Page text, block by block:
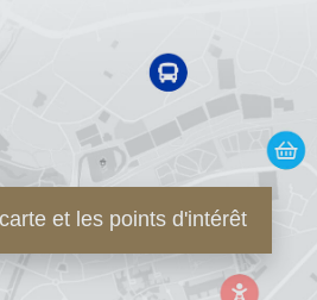
et les points d'intérêt